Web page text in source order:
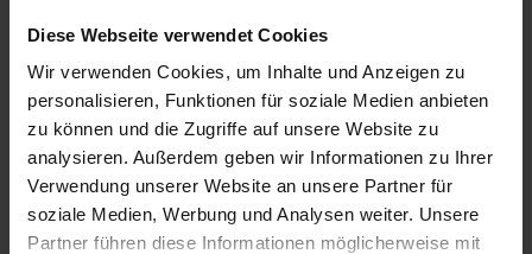
Diese Webseite verwendet Cookies
Wir verwenden Cookies, um Inhalte und Anzeigen zu
personalisieren, Funktionen für soziale Medien anbieten
zu können und die Zugriffe auf unsere Website zu
analysieren. Außerdem geben wir Informationen zu Ihrer
Verwendung unserer Website an unsere Partner für
soziale Medien, Werbung und Analysen weiter. Unsere
Partner führen diese Informationen möglicherweise mit